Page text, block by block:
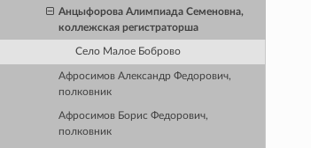
Анцыфорова Алимпиада Семеновна,
коллежская регистраторша
Село Малое Боброво
Афросимов Александр Федорович,
полковник
Афросимов Борис Федорович,
полковник